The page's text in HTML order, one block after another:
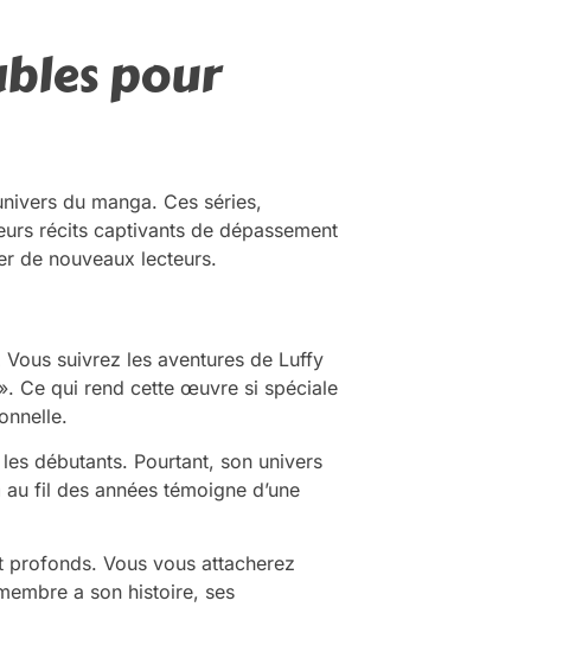
pour
du manga. Ces séries,
récits captivants de dépassement
de nouveaux lecteurs.
suivrez les aventures de Luffy
Ce qui rend cette œuvre si spéciale
débutants. Pourtant, son univers
fil des années témoigne d’une
profonds. Vous vous attacherez
a son histoire, ses